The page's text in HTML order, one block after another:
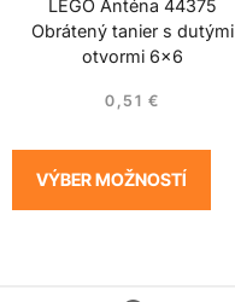
LEGO Anténa 44375
Obrátený tanier s dutými
otvormi 6×6
0,51 €
VÝBER MOŽNOSTÍ